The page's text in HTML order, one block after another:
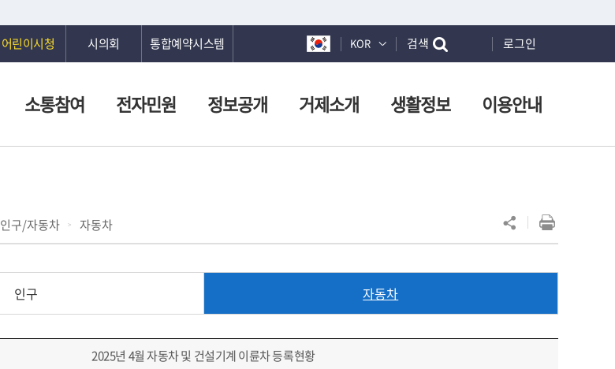
어린이시청 시의회 통합예약시스템 KOR 검색 로그인
소통참여 전자민원 정보공개 거제소개 생활정보 이용안내
인구/자동차 자동차
인구 자동차
2025년 4월 자동차 및 건설기계 이륜차 등록현황